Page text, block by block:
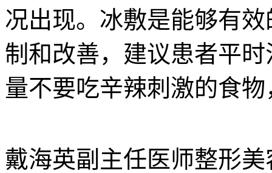
况出现。冰敷是能够有
制和改善，建议患者平
量不要吃辛辣刺激的食
戴海英副主任医师整形美